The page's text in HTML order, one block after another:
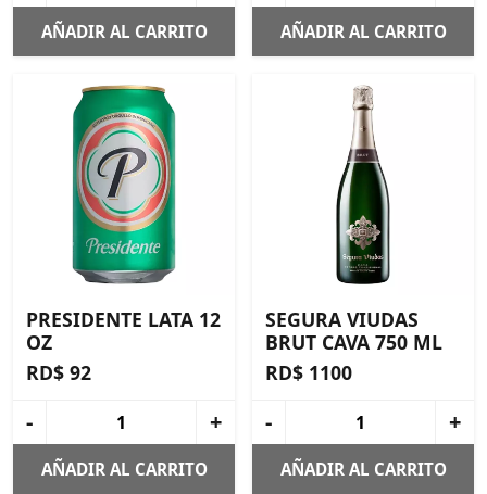
AÑADIR AL CARRITO AÑADIR AL CARRITO
PRESIDENTE LATA 12
OZ
RD$ 92
- +
AÑADIR AL CARRITO
SEGURA VIUDAS
BRUT CAVA 750 ML
RD$ 1100
- +
AÑADIR AL CARRITO